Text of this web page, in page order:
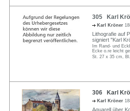
305 Karl
Karl Kröner
Lithografie auf
signiert "Karl
Im Rand- und
Ecke o.re leicht
St. 27 x 35 cm,
306 Karl
Karl Kröner
Aquarell über